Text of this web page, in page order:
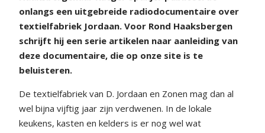
onlangs een uitgebreide radiodocumentaire over
textielfabriek Jordaan. Voor Rond Haaksbergen
schrijft hij een serie artikelen naar aanleiding van
deze documentaire, die op onze site is te
beluisteren.
De textielfabriek van D. Jordaan en Zonen mag dan al
wel bijna vijftig jaar zijn verdwenen. In de lokale
keukens, kasten en kelders is er nog wel wat